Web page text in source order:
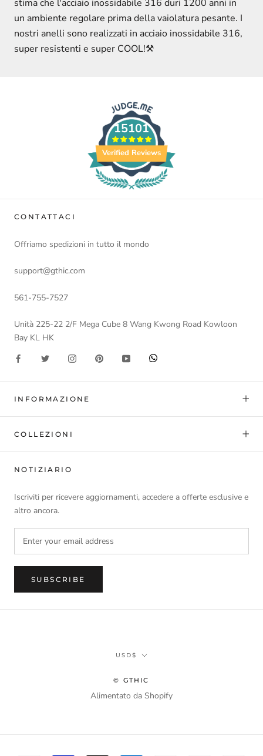
stima che l'acciaio inossidabile 316 duri 1200 anni in
un ambiente regolare prima della vaiolatura pesante. I
nostri anelli sono realizzati in acciaio inossidabile 316,
super resistenti e super COOL!⚒
15101
Verified Reviews
CONTATTACI
Offriamo spedizioni in tutto il mondo
support@gthic.com
561-755-7527
Unità 225-22 2/F Mega Cube 8 Wang Kwong Road Kowloon
Bay KL HK
INFORMAZIONE
COLLEZIONI
NOTIZIARIO
Iscriviti per ricevere aggiornamenti, accedere a offerte esclusive e
altro ancora.
SUBSCRIBE
Currency
USD$
© GTHIC
Alimentato da Shopify